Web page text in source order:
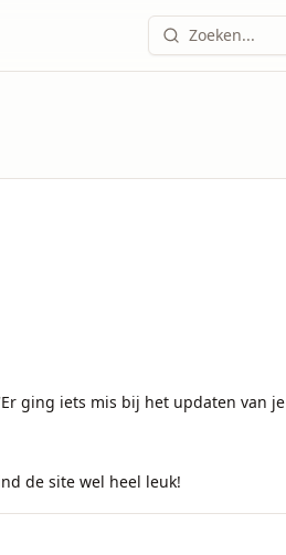
Zoeken...
ging iets mis bij het updaten van je
de site wel heel leuk!